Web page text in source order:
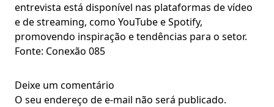
entrevista está disponível nas plataformas de vídeo
e de streaming, como YouTube e Spotify,
promovendo inspiração e tendências para o setor.
Fonte: Conexão 085
Deixe um comentário
O seu endereço de e-mail não será publicado.